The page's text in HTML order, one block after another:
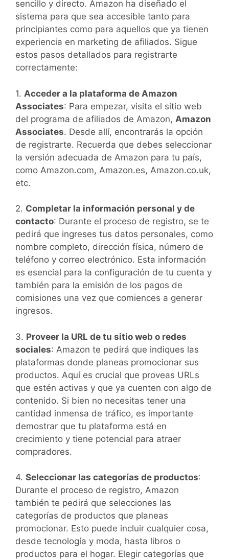
sencillo y directo. Amazon ha diseñado el
sistema para que sea accesible tanto para
principiantes como para aquellos que ya tienen
experiencia en marketing de afiliados. Sigue
estos pasos detallados para registrarte
correctamente:
1. Acceder a la plataforma de Amazon
Associates: Para empezar, visita el sitio web
del programa de afiliados de Amazon, Amazon
Associates. Desde allí, encontrarás la opción
de registrarte. Recuerda que debes seleccionar
la versión adecuada de Amazon para tu país,
como Amazon.com, Amazon.es, Amazon.co.uk,
etc.
2. Completar la información personal y de
contacto: Durante el proceso de registro, se te
pedirá que ingreses tus datos personales, como
nombre completo, dirección física, número de
teléfono y correo electrónico. Esta información
es esencial para la configuración de tu cuenta y
también para la emisión de los pagos de
comisiones una vez que comiences a generar
ingresos.
3. Proveer la URL de tu sitio web o redes
sociales: Amazon te pedirá que indiques las
plataformas donde planeas promocionar sus
productos. Aquí es crucial que proveas URLs
que estén activas y que ya cuenten con algo de
contenido. Si bien no necesitas tener una
cantidad inmensa de tráfico, es importante
demostrar que tu plataforma está en
crecimiento y tiene potencial para atraer
compradores.
4. Seleccionar las categorías de productos:
Durante el proceso de registro, Amazon
también te pedirá que selecciones las
categorías de productos que planeas
promocionar. Esto puede incluir cualquier cosa,
desde tecnología y moda, hasta libros o
productos para el hogar. Elegir categorías que